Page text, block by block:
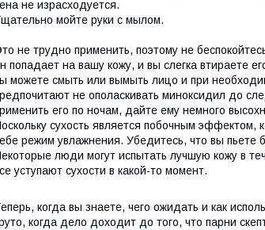
не израсходуется.
мойте руки с мылом.
не трудно применить, поэтому не
попадает на вашу кожу, и вы слегка втираете
можете смыть или вымыть лицо и при
не ополаскивать миноксидил до
его по ночам, дайте ему немного
сухость является побочным эффектом,
режим увлажнения. Убедитесь, что вы
люди могут испытать лучшую кожу в
уступают сухости в какой-то момент.
когда вы знаете, чего ожидать и как
когда дело доходит до того, что парни